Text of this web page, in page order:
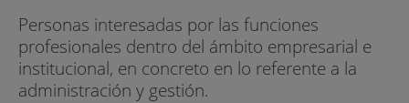
Personas interesadas por las funciones
profesionales dentro del ámbito empresarial e
institucional, en concreto en lo referente a la
administración y gestión.